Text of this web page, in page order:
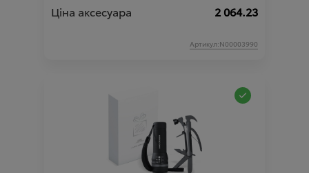
Ціна аксесуара 2 064.23
Артикул:N00003990